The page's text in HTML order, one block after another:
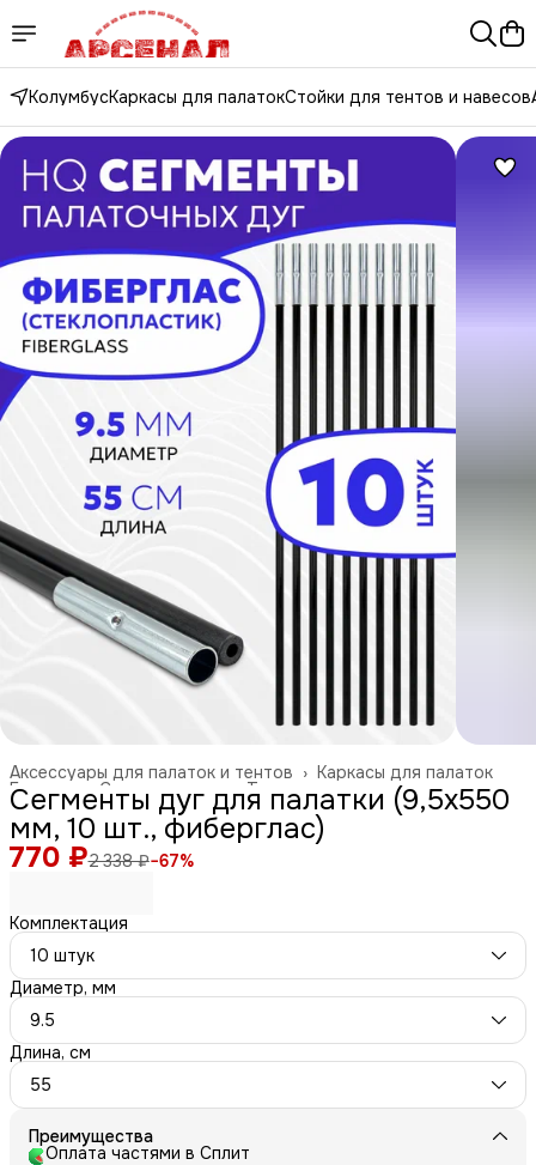
КолумбусКаркасы для палатокСтойки для тентов и навесов
Каркасы для палаток
Аксессуары для палаток и тентов ›
Туризм и отдых на природе ›
Спорт и отдых ›
Главная ›
Сегменты дуг для палатки (9,5х550
мм, 10 шт., фиберглас)
770 ₽2 338 ₽−67%
Комплектация
10 штук
Диаметр, мм
9.5
Длина, см
55
Преимущества
Оплата частями в Сплит